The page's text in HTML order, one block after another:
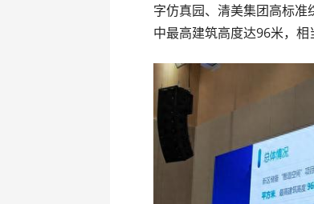
字仿真园、清美集团高标
中最高建筑高度达96米，相